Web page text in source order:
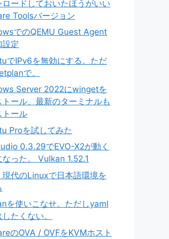
ロードしておいたほうがいい
Toolsバージョン
でのQEMU Guest Agent
定
でIPv6を無効にする。ただ
で。
Server 2022にwingetを
トール、最新のターミナルも
トール
Proを試してみた
0.3.29でEVO-X2が動く
なった。 Vulkan 1.52.1
現代のLinuxで日本語環境を
を使いこなせ。ただしyaml
たくない。
のOVA / OVFをKVMホスト